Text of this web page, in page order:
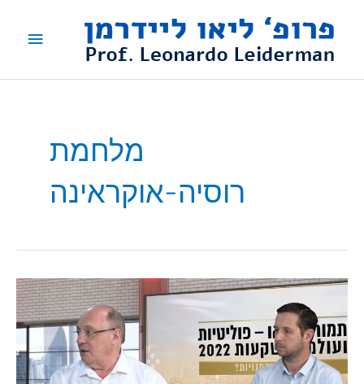
ראשי
מלחמת
רוסיה-אוקראינה
פרופ'
בפאנל
המומחים
של
פעילים: